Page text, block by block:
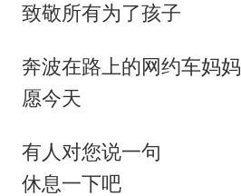
致敬所有为了孩子
奔波在路上的网约车妈妈
愿今天
有人对您说一句
休息一下吧